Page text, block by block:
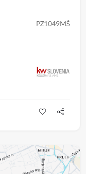
PZ1049MŠ